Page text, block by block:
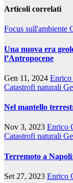
Articoli correlati
Focus sull'ambiente
Una nuova era
l’Antropocene
Gen 11, 2024 Enrico
Catastrofi naturali
Nel mantello
Nov 3, 2023 Enrico
Catastrofi naturali
Terremoto a
Set 27, 2023 Enrico